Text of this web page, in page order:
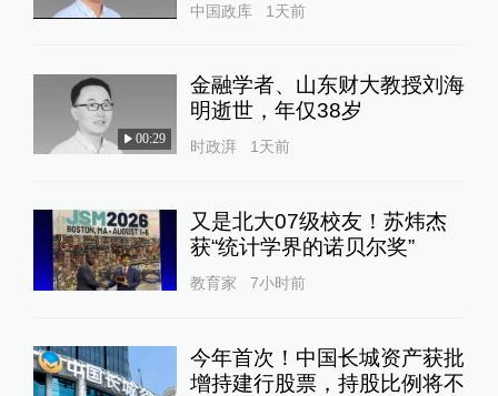
中国政库 1天前
00:29
金融学者、山东财大教授刘海
明逝世，年仅38岁
时政湃 1天前
又是北大07级校友！苏炜杰
获“统计学界的诺贝尔奖”
教育家 7小时前
今年首次！中国长城资产获批
增持建行股票，持股比例将不